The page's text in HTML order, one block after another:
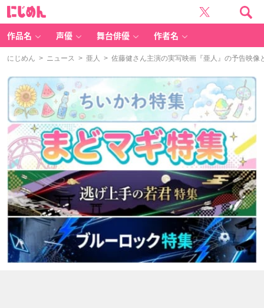
作品名 声優 舞台俳優 作者名
にじめん > ニュース > 亜人 > 佐藤健さん主演の実写映画『亜人』の予告映像